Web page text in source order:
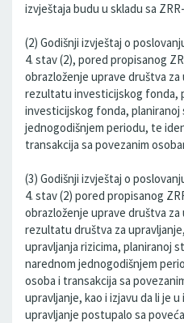
izvještaja budu u skladu sa
(2) Godišnji izvještaj o
4. stav (2), pored propisanog
obrazloženje uprave društva
rezultatu investicijskog fonda,
investicijskog fonda,
jednogodišnjem periodu, te
transakcija sa povezanim
(3) Godišnji izvještaj o
4. stav (2) pored propisanog
obrazloženje uprave društva
rezultatu društva za
upravljanja rizicima, planiranoj
narednom jednogodišnjem
osoba i transakcija sa
upravljanje, kao i izjavu da li je
upravljanje postupalo sa